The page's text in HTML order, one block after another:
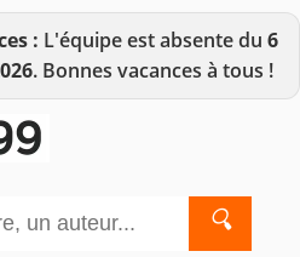
: L'équipe est absente du 6
. Bonnes vacances à tous !
🔍